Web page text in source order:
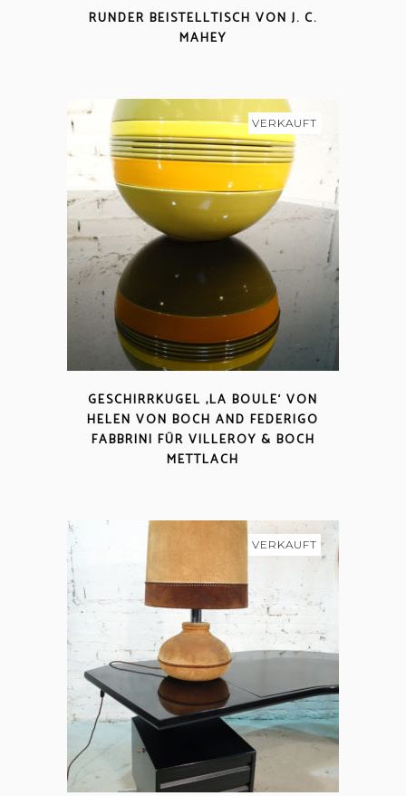
RUNDER BEISTELLTISCH VON J. C.
MAHEY
VERKAUFT
GESCHIRRKUGEL ‚LA BOULE‘ VON
HELEN VON BOCH AND FEDERIGO
FABBRINI FÜR VILLEROY & BOCH
METTLACH
VERKAUFT